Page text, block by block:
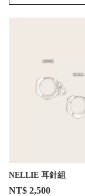
NELLIE 耳針組
NT$ 2,500